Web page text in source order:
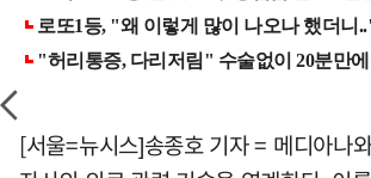
[서울=뉴시스]송종호 기자 = 메디아나